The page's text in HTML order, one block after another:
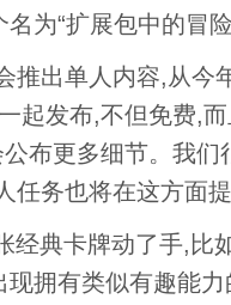
为“扩展包中的冒
推出单人内容,从今
起发布,不但免费,
布更多细节。我
任务也将在这方面
经典卡牌动了手,比
现拥有类似有趣能